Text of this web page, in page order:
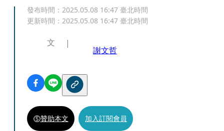
發布時間： 2025.05.08 16:47 臺北時間
更新時間： 2025.05.08 16:47 臺北時間
文
謝文哲
贊助本文 加入訂閱會員